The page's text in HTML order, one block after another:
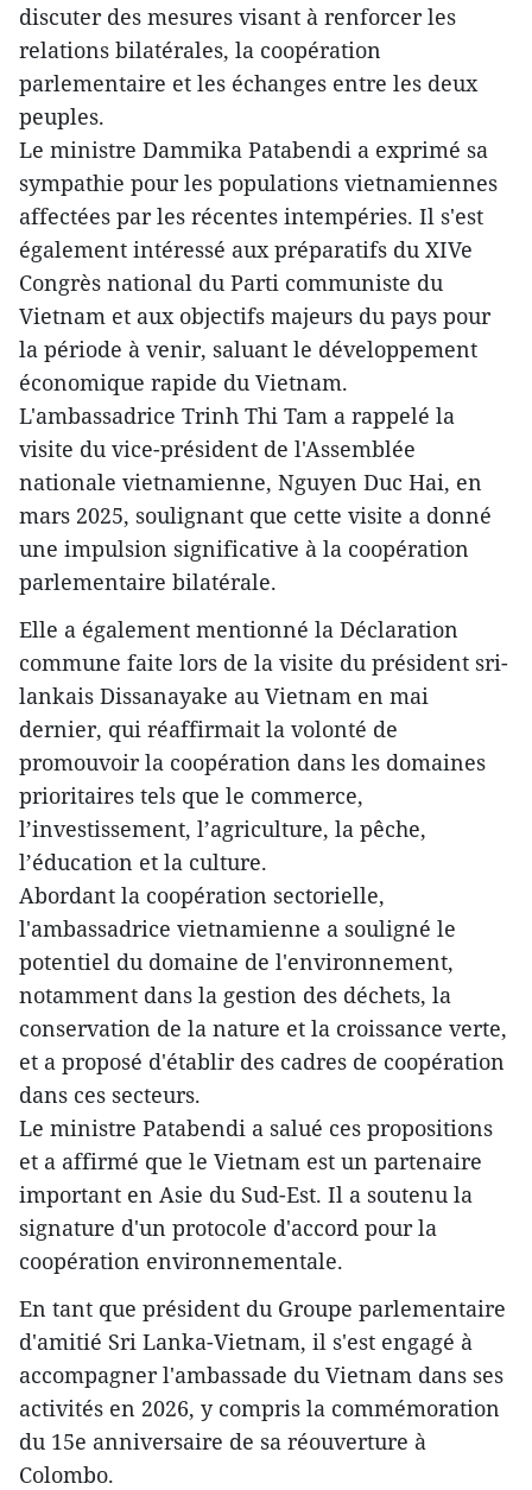
discuter des mesures visant à renforcer les
relations bilatérales, la coopération
parlementaire et les échanges entre les deux
peuples.
Le ministre Dammika Patabendi a exprimé sa
sympathie pour les populations vietnamiennes
affectées par les récentes intempéries. Il s'est
également intéressé aux préparatifs du XIVe
Congrès national du Parti communiste du
Vietnam et aux objectifs majeurs du pays pour
la période à venir, saluant le développement
économique rapide du Vietnam.
L'ambassadrice Trinh Thi Tam a rappelé la
visite du vice-président de l'Assemblée
nationale vietnamienne, Nguyen Duc Hai, en
mars 2025, soulignant que cette visite a donné
une impulsion significative à la coopération
parlementaire bilatérale.
Elle a également mentionné la Déclaration
commune faite lors de la visite du président sri-
lankais Dissanayake au Vietnam en mai
dernier, qui réaffirmait la volonté de
promouvoir la coopération dans les domaines
prioritaires tels que le commerce,
l’investissement, l’agriculture, la pêche,
l’éducation et la culture.
Abordant la coopération sectorielle,
l'ambassadrice vietnamienne a souligné le
potentiel du domaine de l'environnement,
notamment dans la gestion des déchets, la
conservation de la nature et la croissance verte,
et a proposé d'établir des cadres de coopération
dans ces secteurs.
Le ministre Patabendi a salué ces propositions
et a affirmé que le Vietnam est un partenaire
important en Asie du Sud-Est. Il a soutenu la
signature d'un protocole d'accord pour la
coopération environnementale.
En tant que président du Groupe parlementaire
d'amitié Sri Lanka-Vietnam, il s'est engagé à
accompagner l'ambassade du Vietnam dans ses
activités en 2026, y compris la commémoration
du 15e anniversaire de sa réouverture à
Colombo.